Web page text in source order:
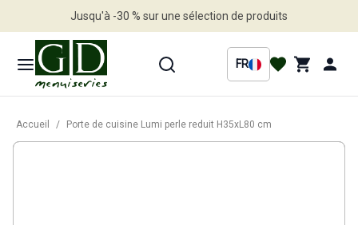
Jusqu'à -30 % sur une sélection de produits
FR
Accueil / Porte de cuisine Lumi perle reduit H35xL80 cm